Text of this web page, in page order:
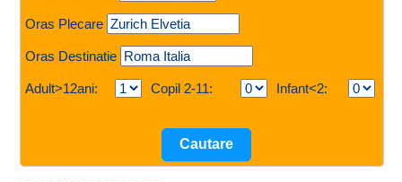
Oras Plecare
Oras Destinatie
Adult>12ani: Copil 2-11: Infant<2: